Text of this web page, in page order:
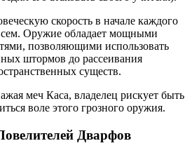
скорость в начале каждого
Оружие обладает мощными
позволяющими использовать
штормов до рассеивания
существ.
меч Каса, владелец рискует быть
воле этого грозного оружия.
ейДварфов